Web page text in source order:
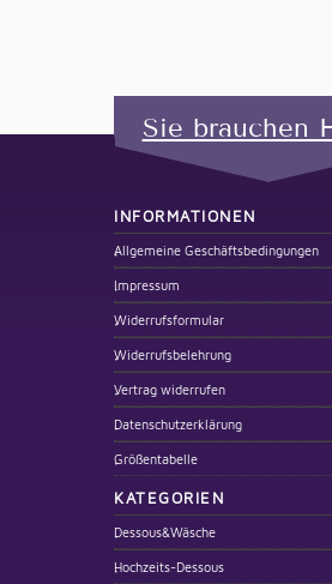
Sie brauchen
INFORMATIONEN
Allgemeine Geschäftsbedingungen
Impressum
Widerrufsformular
Widerrufsbelehrung
Vertrag widerrufen
Datenschutzerklärung
Größentabelle
KATEGORIEN
Dessous&Wäsche
Hochzeits-Dessous